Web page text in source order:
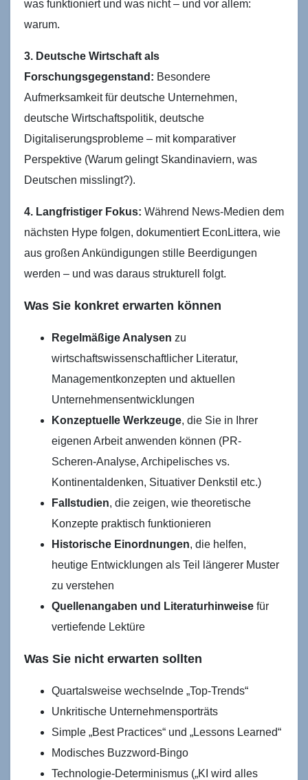
was funktioniert und was nicht – und vor allem:
warum.
3. Deutsche Wirtschaft als
Forschungsgegenstand: Besondere
Aufmerksamkeit für deutsche Unternehmen,
deutsche Wirtschaftspolitik, deutsche
Digitaliserungsprobleme – mit komparativer
Perspektive (Warum gelingt Skandinaviern, was
Deutschen misslingt?).
4. Langfristiger Fokus: Während News-Medien dem
nächsten Hype folgen, dokumentiert EconLittera, wie
aus großen Ankündigungen stille Beerdigungen
werden – und was daraus strukturell folgt.
Was Sie konkret erwarten können
Regelmäßige Analysen zu
wirtschaftswissenschaftlicher Literatur,
Managementkonzepten und aktuellen
Unternehmensentwicklungen
Konzeptuelle Werkzeuge, die Sie in Ihrer
eigenen Arbeit anwenden können (PR-
Scheren-Analyse, Archipelisches vs.
Kontinentaldenken, Situativer Denkstil etc.)
Fallstudien, die zeigen, wie theoretische
Konzepte praktisch funktionieren
Historische Einordnungen, die helfen,
heutige Entwicklungen als Teil längerer Muster
zu verstehen
Quellenangaben und Literaturhinweise für
vertiefende Lektüre
Was Sie nicht erwarten sollten
Quartalsweise wechselnde „Top-Trends“
Unkritische Unternehmensporträts
Simple „Best Practices“ und „Lessons Learned“
Modisches Buzzword-Bingo
Technologie-Determinismus („KI wird alles